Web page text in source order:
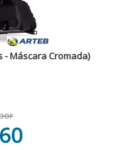
- Máscara Cromada)